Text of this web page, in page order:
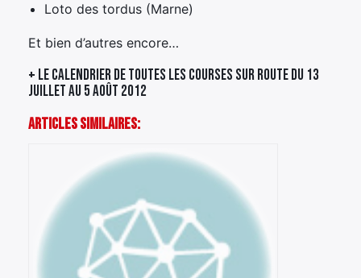
Loto des tordus (Marne)
Et bien d’autres encore…
+ Le calendrier de toutes les courses sur route du 13
juillet au 5 août 2012
Articles Similaires: